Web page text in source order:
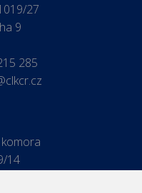
27
9
285
14